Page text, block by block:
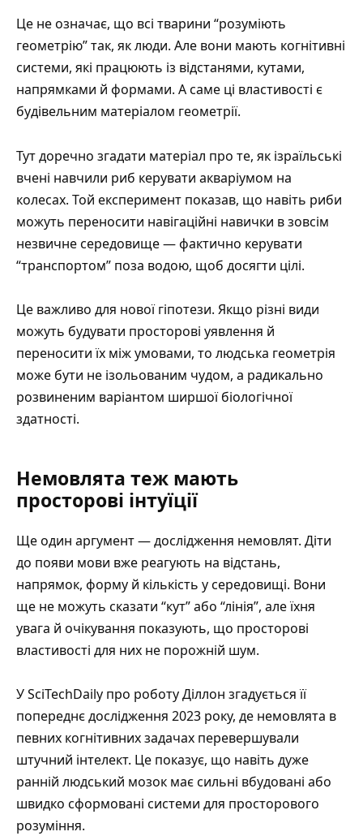
Це не означає, що всі тварини “розуміють
геометрію” так, як люди. Але вони мають когнітивні
системи, які працюють із відстанями, кутами,
напрямками й формами. А саме ці властивості є
будівельним матеріалом геометрії.
Тут доречно згадати матеріал про те, як ізраїльські
вчені навчили риб керувати акваріумом на
колесах. Той експеримент показав, що навіть риби
можуть переносити навігаційні навички в зовсім
незвичне середовище — фактично керувати
“транспортом” поза водою, щоб досягти цілі.
Це важливо для нової гіпотези. Якщо різні види
можуть будувати просторові уявлення й
переносити їх між умовами, то людська геометрія
може бути не ізольованим чудом, а радикально
розвиненим варіантом ширшої біологічної
здатності.
Немовлята теж мають
просторові інтуїції
Ще один аргумент — дослідження немовлят. Діти
до появи мови вже реагують на відстань,
напрямок, форму й кількість у середовищі. Вони
ще не можуть сказати “кут” або “лінія”, але їхня
увага й очікування показують, що просторові
властивості для них не порожній шум.
УSciTechDaily про роботу Діллон згадується її
попереднє дослідження 2023 року, де немовлята в
певних когнітивних задачах перевершували
штучний інтелект. Це показує, що навіть дуже
ранній людський мозок має сильні вбудовані або
швидко сформовані системи для просторового
розуміння.